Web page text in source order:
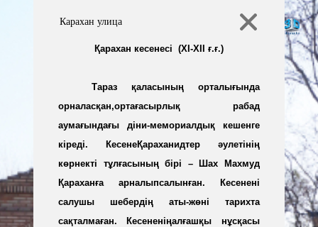
Карахан улица
Қарахан кесенесі (ХІ-ХІІ ғ.ғ.)
Тараз қаласының орталығында
орналасқан,ортағасырлық рабад
аумағындағы діни-мемориалдық кешенге
кіреді. КесенеҚараханидтер әулетінің
көрнекті тұлғасының бірі – Шах Махмуд
Қараханға арналыпсалынған. Кесенені
салушы шебердің аты-жөні тарихта
сақталмаған. Кесененіңалғашқы нұсқасы